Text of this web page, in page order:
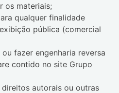
os materiais;
qualquer finalidade
pública (comercial
fazer engenharia reversa
contido no site Grupo
autorais ou outras